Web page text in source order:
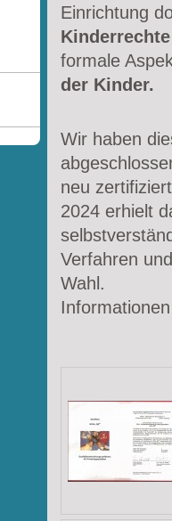
Einrichtung
Kinderrechte
formale
der Kinder.
Wir haben
neu
2024 erhielt
Verfahren
Wahl.